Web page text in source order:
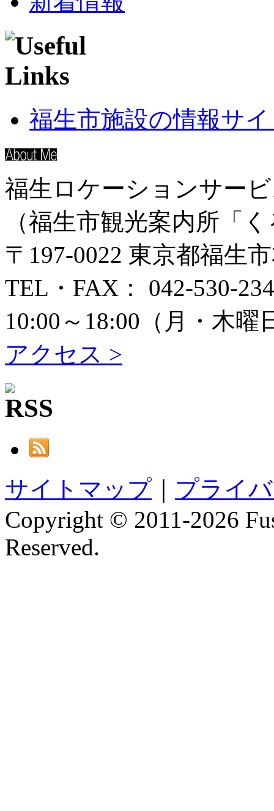
福生市施設の情報サ
福生ロケーションサー
（福生市観光案内所「
〒197-0022 東京都福生
TEL・FAX： 042-530-
10:00～18:00（月・木
アクセス >
サイトマップ
プライ
Copyright © 2011-2026
Reserved.